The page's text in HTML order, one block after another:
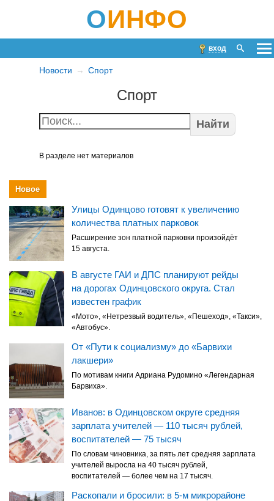
ОИНФО
вход
Новости Спорт
Спорт
Найти
В разделе нет материалов
Новое
Улицы Одинцово готовят к увеличению
количества платных парковок
Расширение зон платной парковки произойдёт
15 августа.
В августе ГАИ и ДПС планируют рейды
на дорогах Одинцовского округа. Стал
известен график
«Мото», «Нетрезвый водитель», «Пешеход», «Такси»,
«Автобус».
От «Пути к социализму» до «Барвихи
лакшери»
По мотивам книги Адриана Рудомино «Легендарная
Барвиха».
Иванов: в Одинцовском округе средняя
зарплата учителей — 110 тысяч рублей,
воспитателей — 75 тысяч
По словам чиновника, за пять лет средняя зарплата
учителей выросла на 40 тысяч рублей,
воспитателей — более чем на 17 тысяч.
Раскопали и бросили: в 5-м микрорайоне